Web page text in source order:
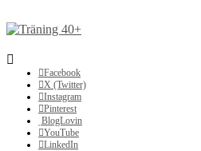
Facebook
X (Twitter)
Instagram
Pinterest
BlogLovin
YouTube
LinkedIn